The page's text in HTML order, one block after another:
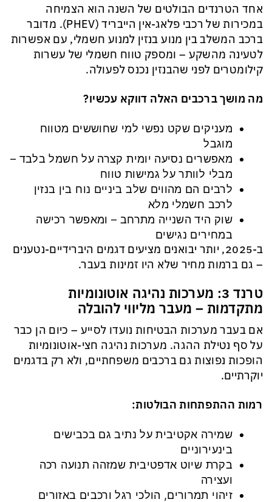
אחד הטרנדים הבולטים של השנה הוא הצמיחה
במכירות של רכבי פלאג-אין הייבריד (PHEV). מדובר
ברכב המשלב בין מנוע בנזין למנוע חשמלי, עם אפשרות
לטעינה מהשקע – ומספק טווח חשמלי של עשרות
קילומטרים לפני שהבנזין נכנס לפעולה.
מה מושך ברכבים האלה דווקא עכשיו?
מעניקים שקט נפשי למי שחוששים מטווח
מוגבל
מאפשרים נסיעה יומית קצרה על חשמל בלבד –
מבלי לוותר על גמישות טווח
לרבים הם מהווים שלב ביניים נוח בין בנזין
לרכב חשמלי מלא
שוק היד השנייה מתרחב – ומאפשר רכישה
במחירים נגישים
ב-2025, יותר יבואנים מציעים דגמים היברידיים-נטענים
– גם ברמות מחיר שלא היו זמינות בעבר.
טרנד 3: מערכות נהיגה אוטונומיות
מתקדמות – מעבר מליווי להובלה
אם בעבר מערכות הבטיחות נועדו לסייע – כיום הן כבר
על סף נטילת ההגה. מערכות נהיגה חצי-אוטונומיות
הופכות נפוצות גם ברכבים משפחתיים, ולא רק בדגמים
יוקרתיים.
רמות ההתפתחות הבולטות:
שמירה אקטיבית על נתיב גם בכבישים
בינעירוניים
בקרת שיוט אדפטיבית שמזהה תנועה רכה
ועצירה
זיהוי תמרורים, הולכי רגל ורכבים באזורים